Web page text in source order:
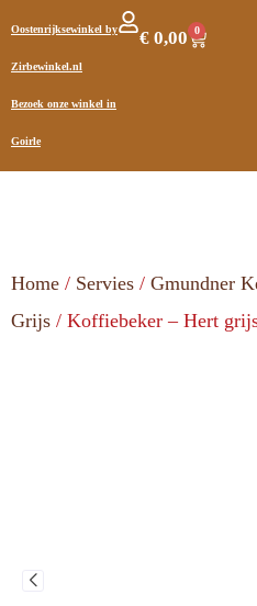
Oostenrijksewinkel by
Zirbewinkel.nl
Bezoek onze winkel in
Goirle
€ 0,00 0
Home / Servies / Gmundner
Grijs / Koffiebeker – Hert